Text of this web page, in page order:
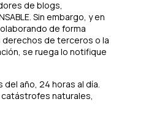
de blogs,
Sin embargo, y en
de forma
derechos de terceros o la
se ruega lo notifique
año, 24 horas al día.
catástrofes naturales,